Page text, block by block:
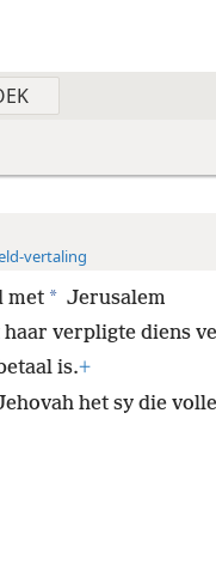
vertaling
met * Jerusalem
verpligte diens
is.+
het sy die